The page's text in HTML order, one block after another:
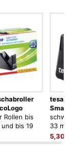
Rollen bis
bis 19
1 Rolle
tesafilm
Smart
schwarz,
33 m
mm
kristall-
5,30 €